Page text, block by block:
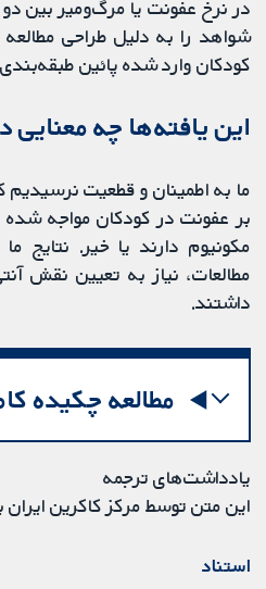
در نرخ عفونت یا مرگ‌ومیر بین
شواهد را به دلیل طراحی
کودکان وارد شده پائین
این یافته‌ها چه معنایی
ما به اطمینان و قطعیت نرسیدیم
بر عفونت در کودکان مواجه شده
مکونیوم دارند یا خیر. نتایج
مطالعات، نیاز به تعیین نقش
داشتند.
مطالعه چکیده
یادداشت‌های ترجمه
این متن توسط مرکز کاکرین
استناد